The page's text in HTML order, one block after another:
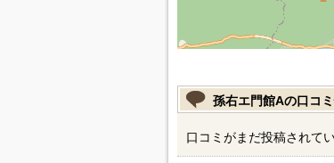
孫右エ門館Aの口コ
口コミがまだ投稿されてい